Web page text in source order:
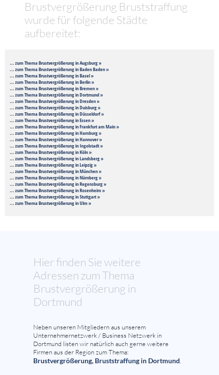
Brustvergrößerung Bruststraffung
wurde für folgende Städte
aufbereitet:
... zum Thema Brustvergrößerung in Augsburg »
... zum Thema Brustvergrößerung in Baden Baden »
... zum Thema Brustvergrößerung in Basel »
... zum Thema Brustvergrößerung in Berlin »
... zum Thema Brustvergrößerung in Bremen »
... zum Thema Brustvergrößerung in Dortmund »
... zum Thema Brustvergrößerung in Dresden »
... zum Thema Brustvergrößerung in Duisburg »
... zum Thema Brustvergrößerung in Düsseldorf »
... zum Thema Brustvergrößerung in Essen »
... zum Thema Brustvergrößerung in Frankfurt am Main »
... zum Thema Brustvergrößerung in Hamburg »
... zum Thema Brustvergrößerung in Hannover »
... zum Thema Brustvergrößerung in Ingolstadt »
... zum Thema Brustvergrößerung in Köln »
... zum Thema Brustvergrößerung in Landsberg »
... zum Thema Brustvergrößerung in Leipzig »
... zum Thema Brustvergrößerung in München »
... zum Thema Brustvergrößerung in Nürnberg »
... zum Thema Brustvergrößerung in Regensburg »
... zum Thema Brustvergrößerung in Rosenheim »
... zum Thema Brustvergrößerung in Stuttgart »
... zum Thema Brustvergrößerung in Ulm »
Hier finden Sie weitere
Adressen zum Thema
Brustvergrößerung in
Dortmund
Neben unseren Mitgliedern aus unserem
Unternehmernetzwerk / Business Netzwerk in
Dortmund listen wir natürlich auch gerne weitere
Firmen aus der Region zum Thema:
Brustvergrößerung, Bruststraffung in Dortmund.